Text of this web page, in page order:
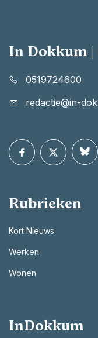
In Dokkum
0519724600
redactie@in-
Rubrieken
Kort Nieuws
Werken
Wonen
InDokkum